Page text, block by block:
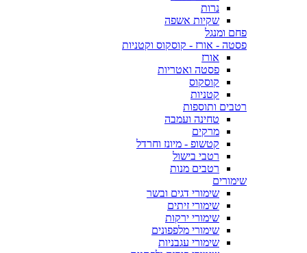
נרות
שקיות אשפה
פחם ומנגל
פסטה - אורז - קוסקוס וקטניות
אורז
פסטה ואטריות
קוסקוס
קטניות
רטבים ותוספות
טחינה ועמבה
מרקים
קטשופ - מיונז וחרדל
רטבי בישול
רטבים מנות
שימורים
שימורי דגים ובשר
שימורי זיתים
שימורי ירקות
שימורי מלפפונים
שימורי עגבניות